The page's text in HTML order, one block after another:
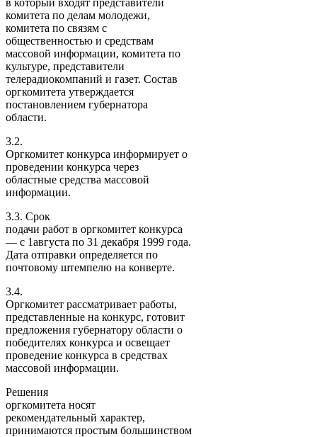
комитета по делам молодежи,
комитета по связям с
общественностью и средствам
массовой информации, комитета по
культуре, представители
телерадиокомпаний и газет. Состав
оргкомитета утверждается
постановлением губернатора
области.
3.2.
Оргкомитет конкурса информирует о
проведении конкурса через
областные средства массовой
информации.
3.3. Срок
подачи работ в оргкомитет конкурса
— с 1августа по 31 декабря 1999 года.
Дата отправки определяется по
почтовому штемпелю на конверте.
3.4.
Оргкомитет рассматривает работы,
представленные на конкурс, готовит
предложения губернатору области о
победителях конкурса и освещает
проведение конкурса в средствах
массовой информации.
Решения
оргкомитета носят
рекомендательный характер,
принимаются простым большинством